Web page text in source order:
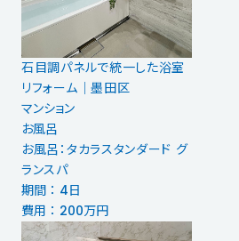
石目調パネルで統一した浴室
リフォーム｜墨田区
マンション
お風呂
お風呂：タカラスタンダード グ
ランスパ
期間 ： 4日
費用 ： 200万円